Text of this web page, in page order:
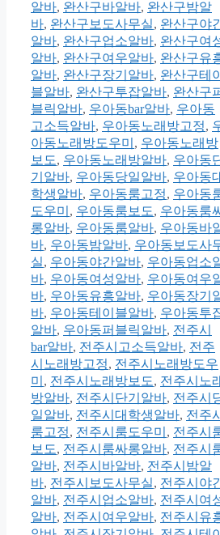
알바, 완산구바알바, 완산구밤알
바, 완산구보도사무실, 완산구야
알바, 완산구업소알바, 완산구여
알바, 완산구여우알바, 완산구유
알바, 완산구장기알바, 완산구테이
블알바, 완산구투잡알바, 완산구
블릭알바, 우아동bar알바, 우아동
고소득알바, 우아동노래방고정,
아동노래방도우미 , 우아동노래방
보도, 우아동노래방알바, 우아동
기알바, 우아동당일알바, 우아동
학생알바, 우아동룸고정, 우아동
도우미 , 우아동룸보도, 우아동룸
롱알바, 우아동룸알바, 우아동바
바, 우아동밤알바, 우아동보도사
실, 우아동야간알바, 우아동업소
바, 우아동여성알바, 우아동여우
바, 우아동유흥알바, 우아동장기
바, 우아동테이블알바, 우아동투
알바, 우아동퍼블릭알바, 전주시
bar알바, 전주시고소득알바, 전주
시노래방고정, 전주시노래방도우
미 , 전주시노래방보도, 전주시노
방알바, 전주시단기알바, 전주시
일알바, 전주시대학생알바, 전주시
룸고정, 전주시룸도우미 , 전주시
보도, 전주시룸싸롱알바, 전주시
알바, 전주시바알바, 전주시밤알
바, 전주시보도사무실, 전주시야
알바, 전주시업소알바, 전주시여
알바, 전주시여우알바, 전주시유